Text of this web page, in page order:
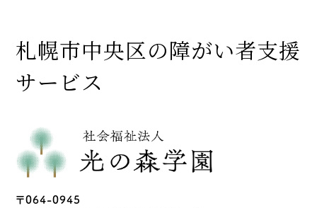
札幌市中央区の障がい者支援
サービス
〒064-0945